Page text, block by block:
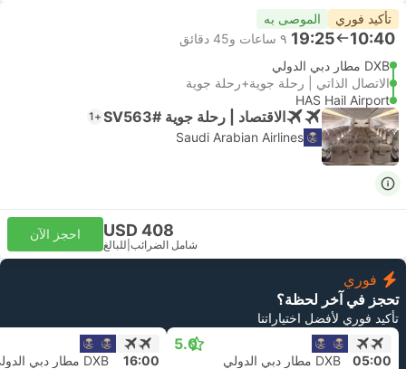
تأكيد فوري الموصى به
10:40
19:25 ٩ ساعات و‫45 دقائق
DXB مطار دبي الدولي
الاتصال الذاتي | رحلة جوية+رحلة جوية
HAS Hail Airport
الاقتصاد | رحلة جوية #SV563 +1
Saudi Arabian Airlines
USD 408
شامل الضرائب للبالغ
احجز الآن
فوري
تحجز في آخر لحظة؟
تأكيد فوري لأفضل اختياراتنا
5.0
05:00 DXB مطار دبي الدولي 16:00 DXB مطار دبي الدولي